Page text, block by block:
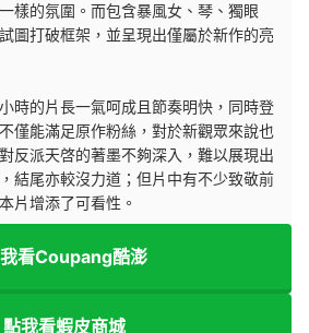
樣的氛圍。而包含暴風女、琴、獨眼
圖打破框架，並呈現出僅屬於新作的亮
時的片長一氣呵成且節奏明快，同時登
僅能滿足原作粉絲，對於新觀眾來說也
反派天啓的著墨不夠深入，難以展現出
結尾亦較沒力道；但片中有不少致敬前
片增添了可看性。
看Coupang酷澎
點我看蝦皮商城